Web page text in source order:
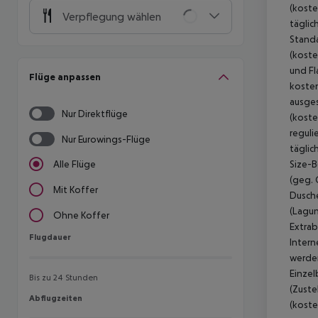
Verpflegung wählen
Flüge anpassen
Nur Direktflüge
Nur Eurowings-Flüge
Alle Flüge
Mit Koffer
Ohne Koffer
Flugdauer
Flugdauer
Bis zu 24 Stunden
Abflugzeiten
Abflugzeiten
und
Size-
(geg.